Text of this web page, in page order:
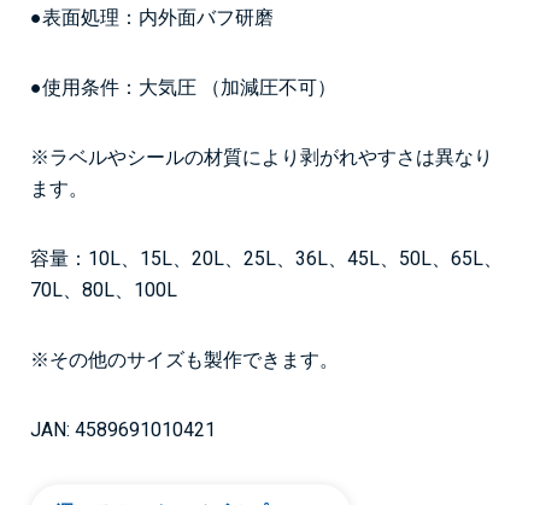
●表面処理：内外面バフ研磨
●使用条件：大気圧 （加減圧不可）
※ラベルやシールの材質により剥がれやすさは異なり
ます。
容量：10L、15L、20L、25L、36L、45L、50L、65L、
70L、80L、100L
※その他のサイズも製作できます。
JAN: 4589691010421